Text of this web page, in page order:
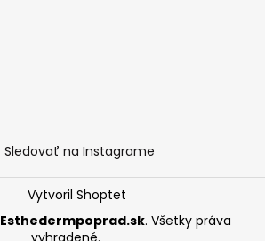
Sledovať na Instagrame
Vytvoril Shoptet
Esthedermpoprad.sk. Všetky práva
vyhradené.